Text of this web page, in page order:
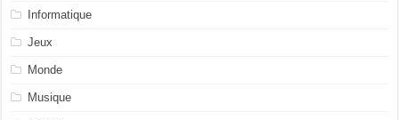
Informatique
Jeux
Monde
Musique